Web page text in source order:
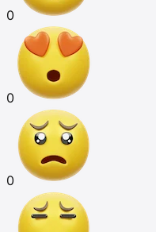
0
0
0